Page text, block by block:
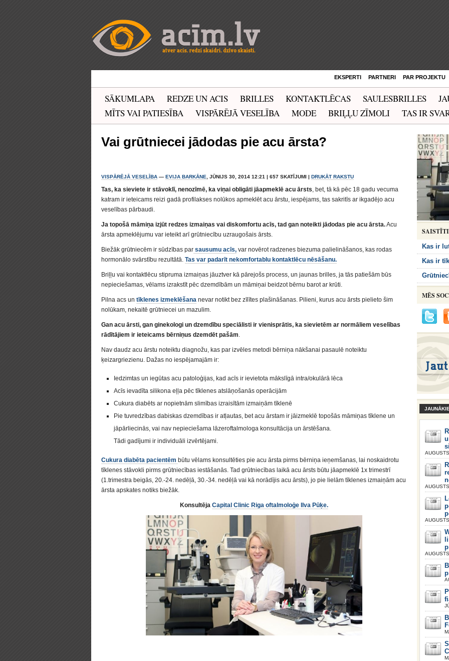
EKSPERTI PARTNERI PAR PROJEKTU
SĀKUMLAPA REDZE UN ACIS BRILLES KONTAKTLĒCAS SAULESBRILLES
MĪTS VAI PATIESĪBA
VISPĀRĒJĀ VESELĪBA MODE BRIĻĻU ZĪMOLI TAS IR
Vai grūtniecei jādodas pie acu ārsta?
VISPĀRĒJĀ VESELĪBA — EVIJA BARKĀNE , JŪNIJS 30, 2014 12:21 | 657 SKATĪJUMI | DRUKĀT RAKSTU
Tas, ka sieviete ir stāvoklī, nenozīmē, ka viņai obligāti jāapmeklē acu ārsts, bet, tā kā pēc 18 gadu vecuma
katram ir ieteicams reizi gadā profilakses nolūkos apmeklēt acu ārstu, iespējams, tas sakritīs ar ikgadējo acu
veselības pārbaudi.
Ja topošā māmiņa izjūt redzes izmaiņas vai diskomfortu acīs, tad gan noteikti jādodas pie acu ārsta.Acu
ārsta apmeklējumu var ieteikt arī grūtniecību uzraugošais ārsts.
Biežāk grūtniecēm ir sūdzības par sausumu acīs, var novērot radzenes biezuma palielināšanos, kas rodas
hormonālo svārstību rezultātā. Tas var padarīt nekomfortablu kontaktlēcu nēsāšanu.
Briļļu vai kontaktlēcu stipruma izmaiņas jāuztver kā pārejošs process, un jaunas brilles, ja tās patiešām būs
nepieciešamas, vēlams izrakstīt pēc dzemdībām un māmiņai beidzot bērnu barot ar krūti.
Pilna acs un tīklenes izmeklēšana nevar notikt bez zīlītes plašināšanas. Pilieni, kurus acu ārsts pielieto šim
nolūkam, nekaitē grūtniecei un mazulim.
Gan acu ārsti, gan ginekologi un dzemdību speciālisti ir vienisprātis, ka sievietēm ar normāliem veselības
rādītājiem ir ieteicams bērniņus dzemdēt pašām.
Nav daudz acu ārstu noteiktu diagnožu, kas par izvēles metodi bērniņa nākšanai pasaulē noteiktu
ķeizargriezienu. Dažas no iespējamajām ir:
Iedzimtas un iegūtas acu patoloģijas, kad acīs ir ievietota mākslīgā intra/okulārā lēca
Acīs ievadīta silikona eļļa pēc tīklenes atslāņošanās operācijām
Cukura diabēts ar nopietnām slimības izraisītām izmaiņām tīklenē
Pie tuvredzības dabiskas dzemdības ir atļautas, bet acu ārstam ir jāizmeklē topošās māmiņas tīklene un
jāpārliecinās, vai nav nepieciešama lāzeroftalmologa konsultācija un ārstēšana.
Tādi gadījumi ir individuāli izvērtējami.
Cukura diabēta pacientēm būtu vēlams konsultēties pie acu ārsta pirms bērniņa ieņemšanas, lai noskaidrotu
tīklenes stāvokli pirms grūtniecības iestāšanās. Tad grūtniecības laikā acu ārsts būtu jāapmeklē 1x trimestrī
(1.trimestra beigās, 20.-24. nedēļā, 30.-34. nedēļā vai kā norādījis acu ārsts), jo pie lielām tīklenes izmaiņām acu
ārsta apskates notiks biežāk.
Konsultēja Capital Clinic Riga oftalmoloģe Ilva Pūķe.
Kas ir
Kas ir
MĒS